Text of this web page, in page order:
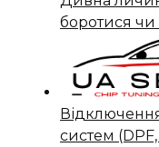
боротися чи
систем